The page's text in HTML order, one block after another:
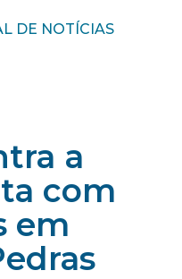
DE NOTÍCIAS
a
com
em